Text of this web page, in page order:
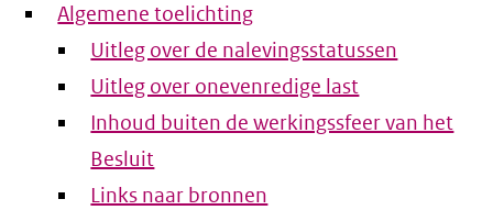
Algemene toelichting
Uitleg over de nalevingsstatussen
Uitleg over onevenredige last
Inhoud buiten de werkingssfeer van het
Besluit
Links naar bronnen